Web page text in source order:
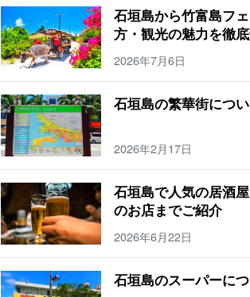
鍾乳洞
冬 サガリバナ 子ども ６月 鳩間島 温度
０歳
七月 小浜島 天気
水牛車
台風 宮古島
シュノーケリング
観光スポット ３歳 10月
アクティビティ
ダイビング
石垣島から竹富島フ
方・観光の魅力を徹底
2026年7月6日
石垣島の繁華街につ
2026年2月17日
石垣島で人気の居酒
のお店までご紹介
2026年6月22日
石垣島のスーパーに